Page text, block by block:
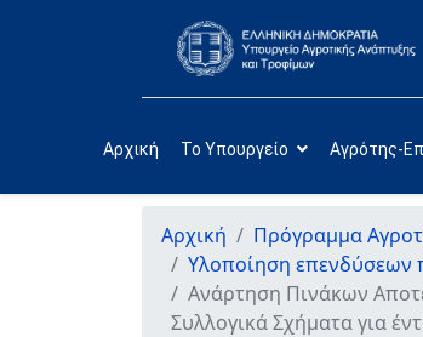
Αρχική Το Υπουργείο Αγρότης-
Αρχική
Πρόγραμμα
Υλοποίηση επενδύσεων
Ανάρτηση Πινάκων
Συλλογικά Σχήματα για